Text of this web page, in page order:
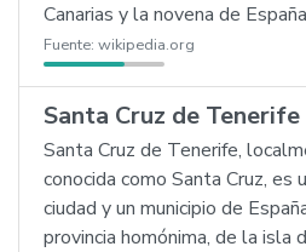
Canarias y la novena de
Fuente: wikipedia.org
Santa Cruz de Tenerife
Santa Cruz de Tenerife,
conocida como Santa Cruz, es
ciudad y un municipio de
provincia homónima, de la isla